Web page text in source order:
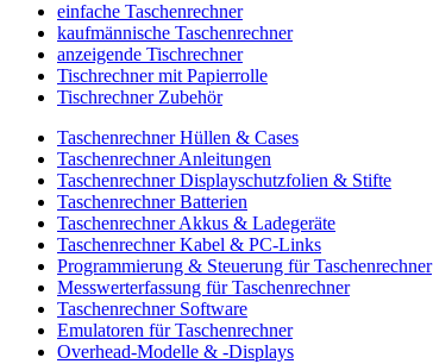
einfache Taschenrechner
kaufmännische Taschenrechner
anzeigende Tischrechner
Tischrechner mit Papierrolle
Tischrechner Zubehör
Taschenrechner Hüllen & Cases
Taschenrechner Anleitungen
Taschenrechner Displayschutzfolien & Stifte
Taschenrechner Batterien
Taschenrechner Akkus & Ladegeräte
Taschenrechner Kabel & PC-Links
Programmierung & Steuerung für Taschenrechner
Messwerterfassung für Taschenrechner
Taschenrechner Software
Emulatoren für Taschenrechner
Overhead-Modelle & -Displays